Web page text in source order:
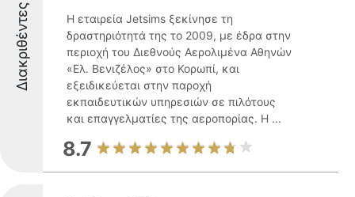
Διακριθέντες
Η εταιρεία Jetsims ξεκίνησε τη
δραστηριότητά της το 2009, με έδρα στην
περιοχή του Διεθνούς Αερολιμένα Αθηνών
«Ελ. Βενιζέλος» στο Κορωπί, και
εξειδικεύεται στην παροχή
εκπαιδευτικών υπηρεσιών σε πιλότους
και επαγγελματίες της αεροπορίας. Η ...
8.7